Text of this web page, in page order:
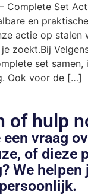
Complete Set
en
actie op stalen
zoekt.Bij
set samen,
Ook voor de […]
of hulp
een vraag
of dieze
We helpen
persoonlijk.